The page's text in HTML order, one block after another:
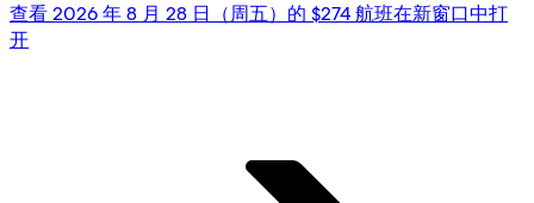
查看 2026 年 8 月 28 日（周五）的 $274 航班在新窗口中打
开